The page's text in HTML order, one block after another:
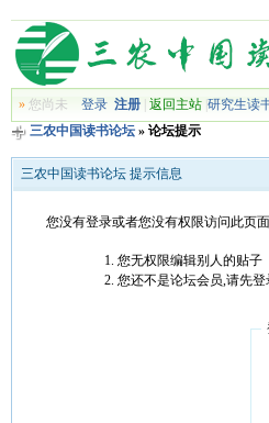
»您尚未 登录 注册| 返回主站| 研究生读
三农中国读书论坛» 论坛提示
三农中国读书论坛 提示信息
您没有登录或者您没有权限访问此页
您无权限编辑别人的贴子
您还不是论坛会员,请先登